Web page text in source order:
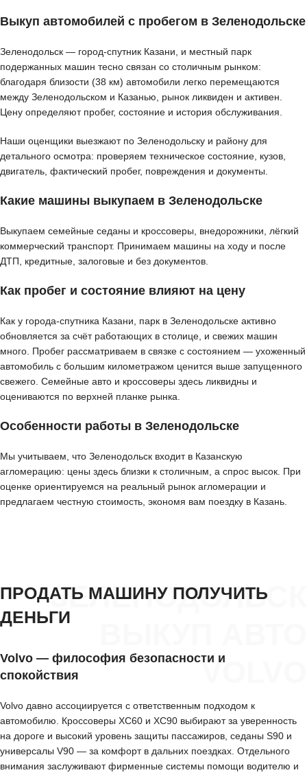
Выкуп автомобилей с пробегом в Зеленодольске
Зеленодольск — город-спутник Казани, и местный парк
подержанных машин тесно связан со столичным рынком:
благодаря близости (38 км) автомобили легко перемещаются
между Зеленодольском и Казанью, рынок ликвиден и активен.
Цену определяют пробег, состояние и история обслуживания.
Наши оценщики выезжают по Зеленодольску и району для
детального осмотра: проверяем техническое состояние, кузов,
двигатель, фактический пробег, повреждения и документы.
Какие машины выкупаем в Зеленодольске
Выкупаем семейные седаны и кроссоверы, внедорожники, лёгкий
коммерческий транспорт. Принимаем машины на ходу и после
ДТП, кредитные, залоговые и без документов.
Как пробег и состояние влияют на цену
Как у города-спутника Казани, парк в Зеленодольске активно
обновляется за счёт работающих в столице, и свежих машин
много. Пробег рассматриваем в связке с состоянием — ухоженный
автомобиль с большим километражом ценится выше запущенного
свежего. Семейные авто и кроссоверы здесь ликвидны и
оцениваются по верхней планке рынка.
Особенности работы в Зеленодольске
Мы учитываем, что Зеленодольск входит в Казанскую
агломерацию: цены здесь близки к столичным, а спрос высок. При
оценке ориентируемся на реальный рынок агломерации и
предлагаем честную стоимость, экономя вам поездку в Казань.
ЗЕЛЕНОДОЛЬСК
VOLVO
ПРОДАТЬ МАШИНУ ПОЛУЧИТЬ
ДЕНЬГИ
Volvo — философия безопасности и
спокойствия
Volvo давно ассоциируется с ответственным подходом к
автомобилю. Кроссоверы XC60 и XC90 выбирают за уверенность
на дороге и высокий уровень защиты пассажиров, седаны S90 и
универсалы V90 — за комфорт в дальних поездках. Отдельного
внимания заслуживают фирменные системы помощи водителю и